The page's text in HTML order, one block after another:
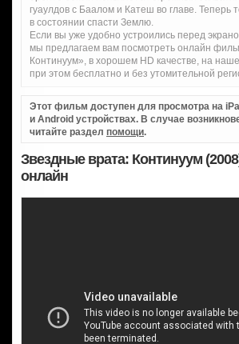
гуаулдов с Баалом и Катеш во главе. Теперь
в состоянии спасти Землю.
Если вы уже удобно устроились перед
мы предлагаем вам посмотреть онлайн
Континуум», в хорошем HD качестве, на
при этом бесплатно и без утомительной
Этот фильм доступен для просмотра на
и Android устройствах. В случае
читайте раздел помощи.
Звездные врата: Континуум
онлайн